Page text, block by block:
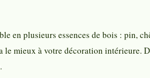
en plusieurs essences de bois : pin,
mieux à votre décoration intérieure.